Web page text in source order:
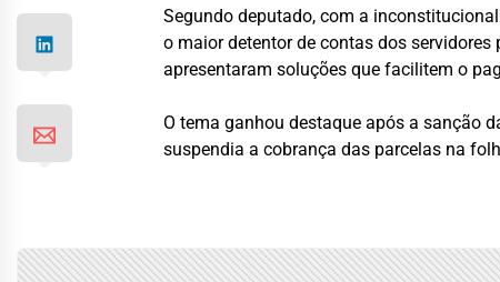
Segundo deputado, com a
o maior detentor de contas dos
apresentaram soluções que facilitem o
O tema ganhou destaque após a sanção
suspendia a cobrança das parcelas na